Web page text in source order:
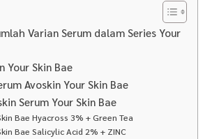
Varian Serum dalam Series Your
Your Skin Bae
Avoskin Your Skin Bae
Serum Your Skin Bae
Bae Hyacross 3% + Green Tea
Bae Salicylic Acid 2% + ZINC